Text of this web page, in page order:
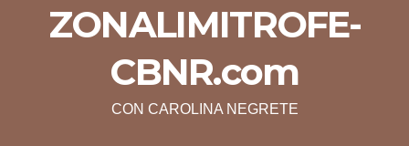
ZONALIMITROFE-
CBNR.com
CON CAROLINA NEGRETE